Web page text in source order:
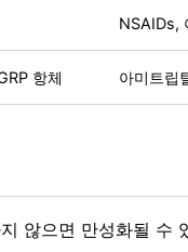
NSAIDs,
항체 아미트립
않으면 만성화될 수